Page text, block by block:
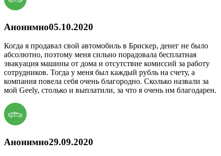
Анонимно05.10.2020
Когда я продавал свой автомобиль в Брискер, денег не было
абсолютно, поэтому меня сильно порадовала бесплатная
эвакуация машины от дома и отсутствие комиссий за работу
сотрудников. Тогда у меня был каждый рубль на счету, а
компания повела себя очень благородно. Сколько назвали за
мой Geely, столько и выплатили, за что я очень им благодарен.
Анонимно29.09.2020